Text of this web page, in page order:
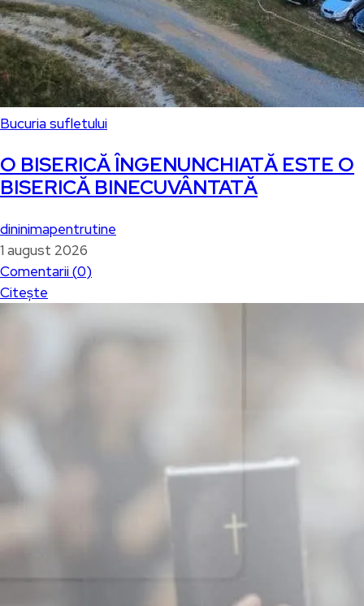
Bucuria sufletului
O BISERICĂ ÎNGENUNCHIATĂ ESTE O
BISERICĂ BINECUVÂNTATĂ
dininimapentrutine
1 august 2026
Comentarii (0)
Citește